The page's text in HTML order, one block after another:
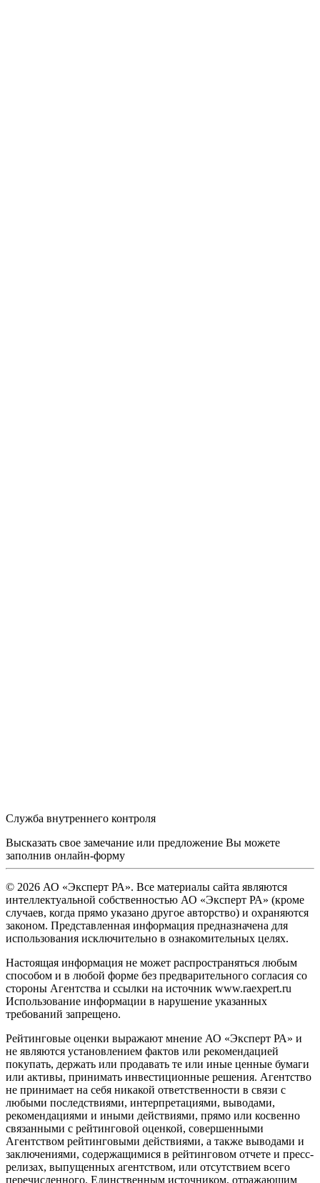
Служба внутреннего контроля
Высказать свое замечание или предложение Вы можете
заполнив онлайн-форму
© 2026 АО «Эксперт РА». Все материалы сайта являются
интеллектуальной собственностью АО «Эксперт РА» (кроме
случаев, когда прямо указано другое авторство) и охраняются
законом. Представленная информация предназначена для
использования исключительно в ознакомительных целях.
Настоящая информация не может распространяться любым
способом и в любой форме без предварительного согласия со
стороны Агентства и ссылки на источник www.raexpert.ru
Использование информации в нарушение указанных
требований запрещено.
Рейтинговые оценки выражают мнение АО «Эксперт РА» и
не являются установлением фактов или рекомендацией
покупать, держать или продавать те или иные ценные бумаги
или активы, принимать инвестиционные решения. Агентство
не принимает на себя никакой ответственности в связи с
любыми последствиями, интерпретациями, выводами,
рекомендациями и иными действиями, прямо или косвенно
связанными с рейтинговой оценкой, совершенными
Агентством рейтинговыми действиями, а также выводами и
заключениями, содержащимися в рейтинговом отчете и пресс-
релизах, выпущенных агентством, или отсутствием всего
перечисленного. Единственным источником, отражающим